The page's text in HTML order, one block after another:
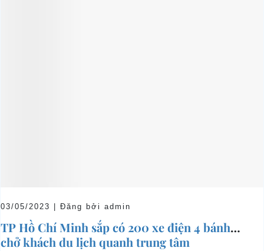
03/05/2023 | Đăng bởi admin
TP Hồ Chí Minh sắp có 200 xe điện 4 bánh
chở khách du lịch quanh trung tâm